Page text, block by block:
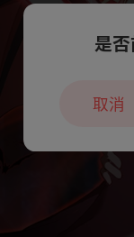
本章
是
取消